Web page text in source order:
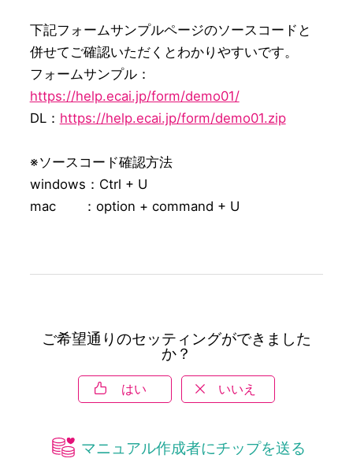
下記フォームサンプルページのソースコードと
併せてご確認いただくとわかりやすいです。
フォームサンプル：
https://help.ecai.jp/form/demo01/
DL： https://help.ecai.jp/form/demo01.zip
※ソースコード確認方法
windows：Ctrl + U
mac　　：option + command + U
ご希望通りのセッティングができました
か？
はい いいえ
マニュアル作成者にチップを送る